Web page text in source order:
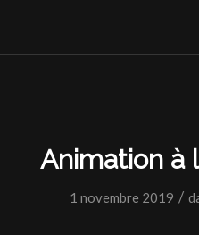
Animation à
1 novembre 2019 /